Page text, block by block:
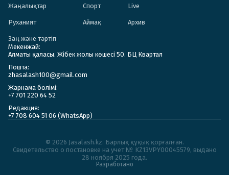
Жаңалықтар Спорт Live
Руханият Аймақ Архив
Заң және тәртіп
Мекенжай:
Алматы қаласы. Жібек жолы көшесі 50. БЦ Квартал
Пошта:
zhasalash100@gmail.com
Жарнама бөлімі:
+7 701 220 64 52
Редакция:
+7 708 604 51 06 (WhatsApp)
© 2026 Jasalash.kz. Барлық құқық қорғалған.
Cвидетельство о постановке на учет № KZ13VPY00045579, выдано
28 ноября 2025 года.
Разработано